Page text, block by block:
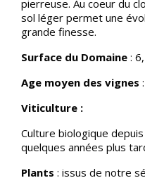
pierreuse. Au coeur du
sol léger permet une
grande finesse.
Surface du Domaine :
Age moyen des vignes
Viticulture :
Culture biologique
quelques années plus
Plants : issus de notre